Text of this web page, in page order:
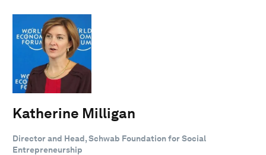
Katherine Milligan
Director and Head, Schwab Foundation for Social
Entrepreneurship